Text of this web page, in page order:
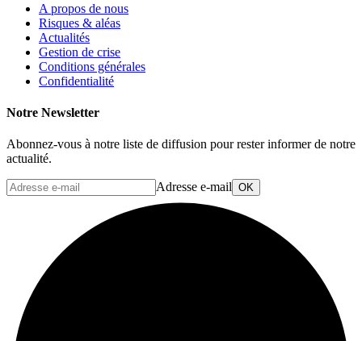
A propos de nous
Risques & aléas
Actualités
Gestion de crise
Conditions générales
Confidentialité
Notre Newsletter
Abonnez-vous à notre liste de diffusion pour rester informer de notre
actualité.
Adresse e-mail